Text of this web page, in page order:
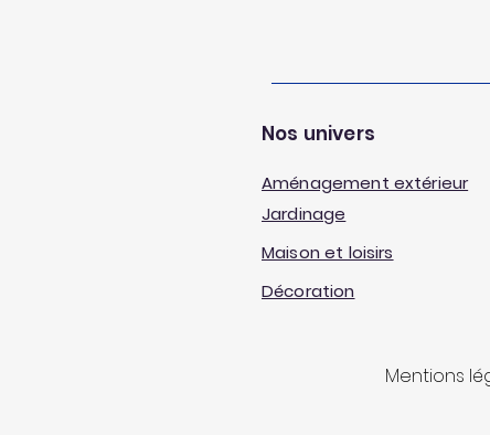
Nos univers
Aménagement extérieur
Jardinage
Maison et loisirs
Décoration
Mentions